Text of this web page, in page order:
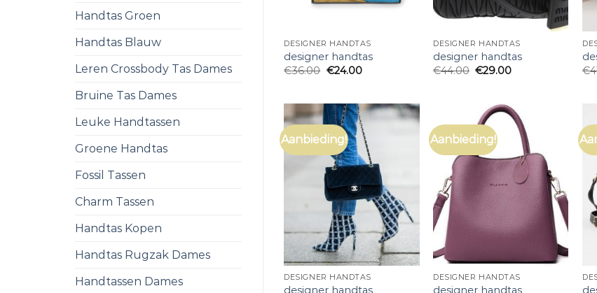
Handtas Groen
Handtas Blauw
Leren Crossbody Tas Dames
Bruine Tas Dames
Leuke Handtassen
Groene Handtas
Fossil Tassen
Charm Tassen
Handtas Kopen
Handtas Rugzak Dames
Handtassen Dames
DESIGNER HANDTAS
designer handtas
€36.00 €24.00
DESIGNER HANDTAS
designer handtas
€44.00 €29.00
€
Aanbieding!
DESIGNER HANDTAS
Aanbieding!
DESIGNER HANDTAS